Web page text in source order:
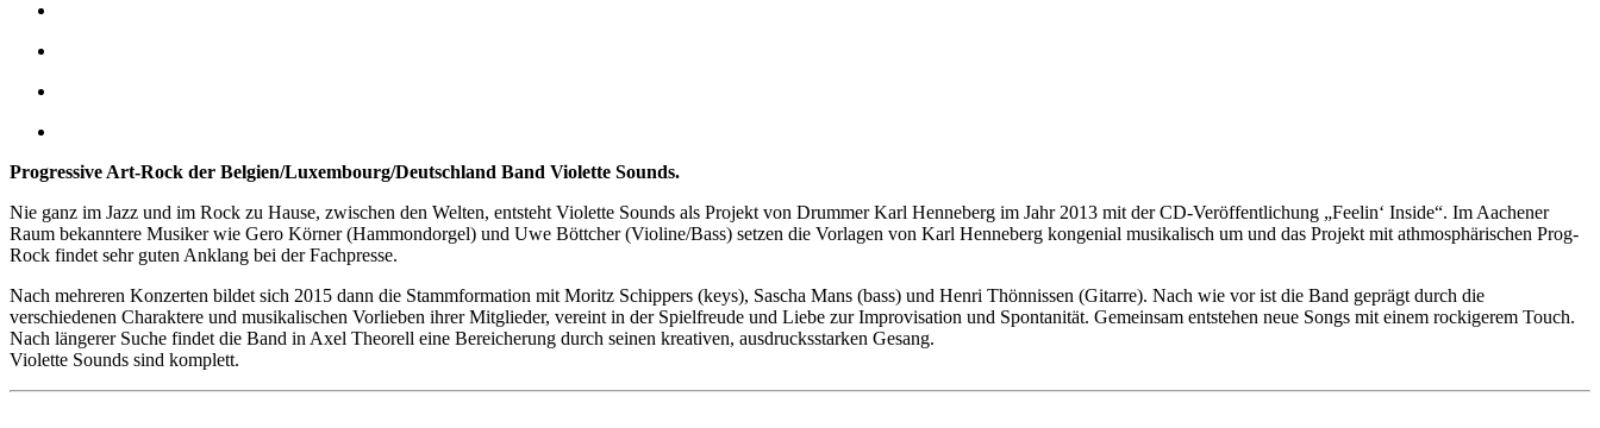
Progressive Art-Rock der Belgien/Luxembourg/Deutschland Band Violette Sounds.
Nie ganz im Jazz und im Rock zu Hause, zwischen den Welten, entsteht Violette Sounds als Projekt von Drummer Karl Henneberg im Jahr 2013 mit der CD-Veröffentlichung „Feelin‘ Inside“. Im Aachener
Raum bekanntere Musiker wie Gero Körner (Hammondorgel) und Uwe Böttcher (Violine/Bass) setzen die Vorlagen von Karl Henneberg kongenial musikalisch um und das Projekt mit athmosphärischen Prog-
Rock findet sehr guten Anklang bei der Fachpresse.
Nach mehreren Konzerten bildet sich 2015 dann die Stammformation mit Moritz Schippers (keys), Sascha Mans (bass) und Henri Thönnissen (Gitarre). Nach wie vor ist die Band geprägt durch die
verschiedenen Charaktere und musikalischen Vorlieben ihrer Mitglieder, vereint in der Spielfreude und Liebe zur Improvisation und Spontanität. Gemeinsam entstehen neue Songs mit einem rockigerem Touch.
Nach längerer Suche findet die Band in Axel Theorell eine Bereicherung durch seinen kreativen, ausdrucksstarken Gesang.
Violette Sounds sind komplett.